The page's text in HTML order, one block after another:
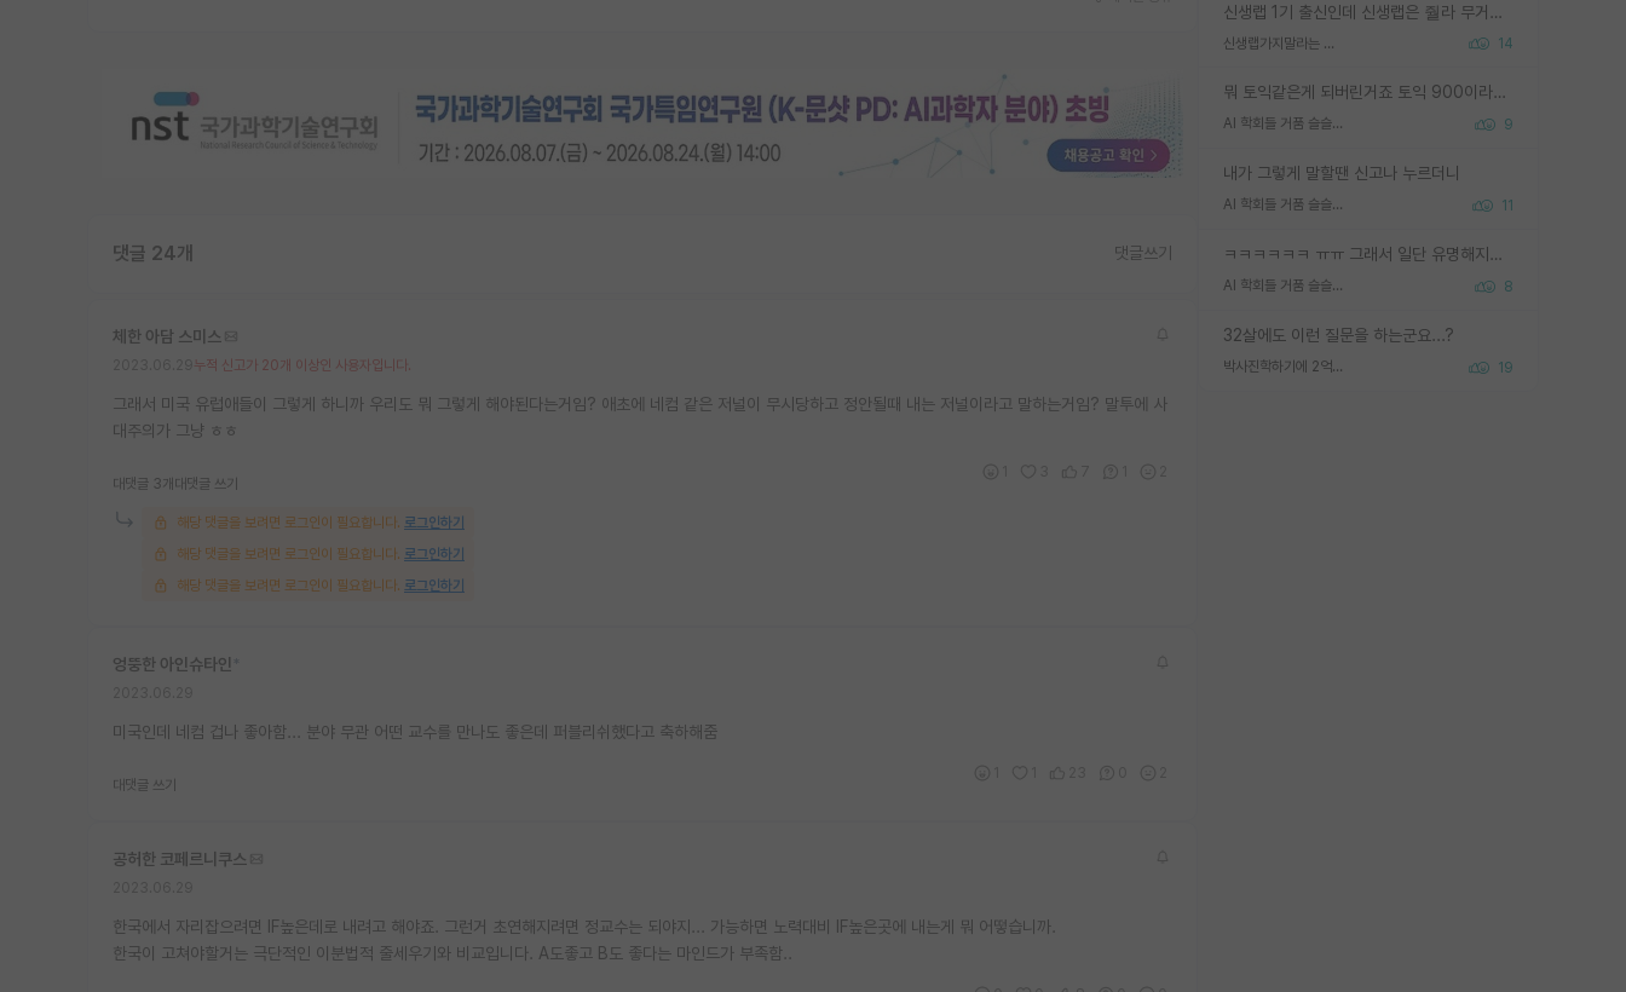
신생랩 1기 출신인데 신생랩은 줠라 무거운 바벨 같은거임. 들면 대박인데 못들면 깔려 죽음. 아무도 알려주지 않는 환경에서 자생해야하지만, 일단 살아남았다면 그 어떤 사람보다 악착같고 생존력 높은 사람으로 거듭날 수 있음
신생랩가지말라는 이유가 있었구나 14
뭐 토익같은게 되버린거죠 토익 900이라고 영어잘하는건 아닙니다만 잘하는사람은 다 900을 넘는 그런
AI 학회들 거품 슬슬 지적이 나오네요 9
내가 그렇게 말할땐 신고나 누르더니
AI 학회들 거품 슬슬 지적이 나오네요 11
ㅋㅋㅋㅋㅋㅋ ㅠㅠ 그래서 일단 유명해지는게 중요한거같습니다
AI 학회들 거품 슬슬 지적이 나오네요 8
32살에도 이런 질문을 하는군요...?
박사진학하기에 2억은 괜찮은 (?) 정도의 경제력인가요 19
댓글 24개 댓글쓰기
체한 아담 스미스
누적 신고가 20개 이상인 사용자입니다.
그래서 미국 유럽애들이 그렇게 하니까 우리도 뭐 그렇게 해야된다는거임? 애초에 네컴 같은 저널이 무시당하고 정안될때 내는 저널이라고 말하는거임? 말투에 사
대주의가 그냥 ㅎㅎ
대댓글 3개 대댓글 쓰기
해당 댓글을 보려면 로그인이 필요합니다. 로그인하기
해당 댓글을 보려면 로그인이 필요합니다. 로그인하기
해당 댓글을 보려면 로그인이 필요합니다. 로그인하기
엉뚱한 아인슈타인
미국인데 네컴 겁나 좋아함... 분야 무관 어떤 교수를 만나도 좋은데 퍼블리쉬했다고 축하해줌
대댓글 쓰기
공허한 코페르니쿠스
한국에서 자리잡으려면 IF높은데로 내려고 해야죠. 그런거 초연해지려면 정교수는 되야지... 가능하면 노력대비 IF높은곳에 내는게 뭐 어떻습니까.
한국이 고쳐야할거는 극단적인 이분법적 줄세우기와 비교입니다. A도좋고 B도 좋다는 마인드가 부족함..